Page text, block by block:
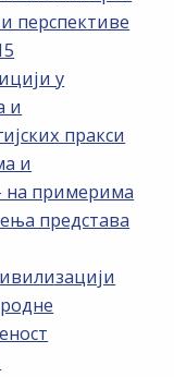
перспективе
у
и
пракси
и
на примерима
представа